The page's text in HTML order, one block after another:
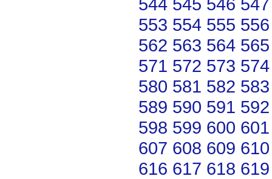
553 554 555 556
562 563 564 565
571 572 573 574
580 581 582 583
589 590 591 592
598 599 600 601
607 608 609 610
616 617 618 619